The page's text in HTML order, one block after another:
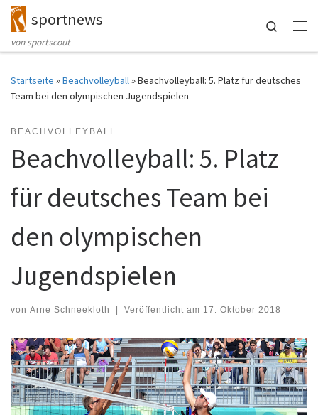
Zum Inhalt springen
sportnews
von sportscout
Search
Startseite »Beachvolleyball»Beachvolleyball: 5. Platz für deutsches
Team bei den olympischen Jugendspielen
BEACHVOLLEYBALL
Beachvolleyball: 5. Platz
für deutsches Team bei
den olympischen
Jugendspielen
von Arne Schneekloth | Veröffentlicht am 17. Oktober 2018